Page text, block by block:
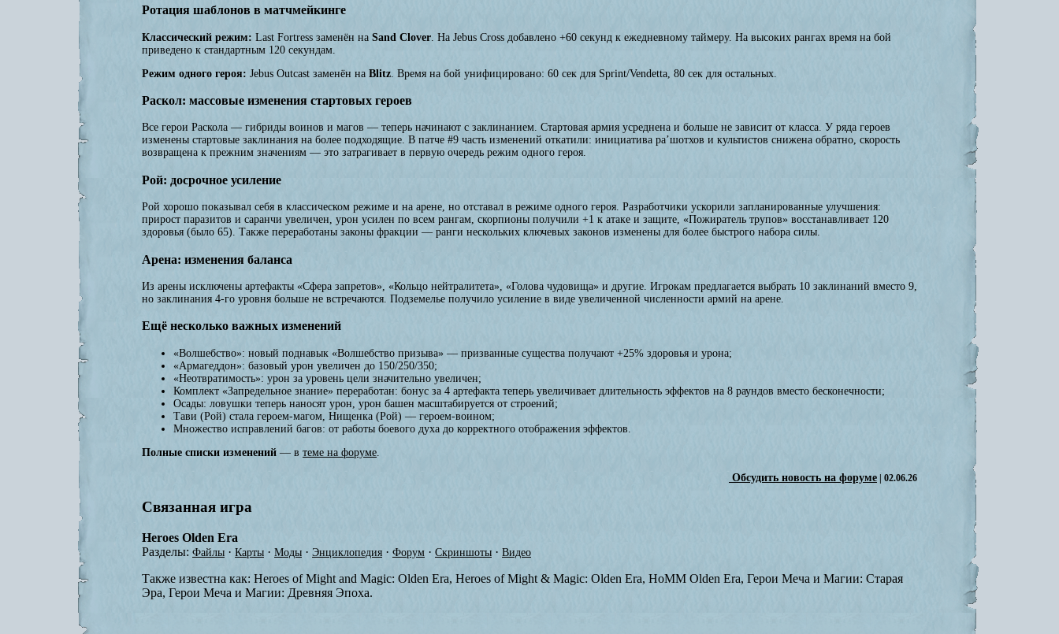
Ротация шаблонов в матчмейкинге
Классический режим: Last Fortress заменён на Sand Clover . На Jebus Cross добавлено +60 секунд к ежедневному таймеру. На высоких рангах время на бой
приведено к стандартным 120 секундам.
Режим одного героя: Jebus Outcast заменён на Blitz . Время на бой унифицировано: 60 сек для Sprint/Vendetta, 80 сек для остальных.
Раскол: массовые изменения стартовых героев
Все герои Раскола — гибриды воинов и магов — теперь начинают с заклинанием. Стартовая армия усреднена и больше не зависит от класса. У ряда героев
изменены стартовые заклинания на более подходящие. В патче #9 часть изменений откатили: инициатива ра’шотхов и культистов снижена обратно, скорость
возвращена к прежним значениям — это затрагивает в первую очередь режим одного героя.
Рой: досрочное усиление
Рой хорошо показывал себя в классическом режиме и на арене, но отставал в режиме одного героя. Разработчики ускорили запланированные улучшения:
прирост паразитов и саранчи увеличен, урон усилен по всем рангам, скорпионы получили +1 к атаке и защите, «Пожиратель трупов» восстанавливает 120
здоровья (было 65). Также переработаны законы фракции — ранги нескольких ключевых законов изменены для более быстрого набора силы.
Арена: изменения баланса
Из арены исключены артефакты «Сфера запретов», «Кольцо нейтралитета», «Голова чудовища» и другие. Игрокам предлагается выбрать 10 заклинаний вместо 9,
но заклинания 4-го уровня больше не встречаются. Подземелье получило усиление в виде увеличенной численности армий на арене.
Ещё несколько важных изменений
«Волшебство»: новый поднавык «Волшебство призыва» — призванные существа получают +25% здоровья и урона;
«Армагеддон»: базовый урон увеличен до 150/250/350;
«Неотвратимость»: урон за уровень цели значительно увеличен;
Комплект «Запредельное знание» переработан: бонус за 4 артефакта теперь увеличивает длительность эффектов на 8 раундов вместо бесконечности;
Осады: ловушки теперь наносят урон, урон башен масштабируется от строений;
Тави (Рой) стала героем-магом, Нищенка (Рой) — героем-воином;
Множество исправлений багов: от работы боевого духа до корректного отображения эффектов.
Полные списки изменений — в теме на форуме
Обсудить новость на форуме | 02.06.26
Связанная игра
Heroes Olden Era
Разделы: Файлы · Карты · Моды · Энциклопедия · Форум · Скриншоты · Видео
Также известна как: Heroes of Might and Magic: Olden Era, Heroes of Might & Magic: Olden Era, HoMM Olden Era, Герои Меча и Магии: Старая
Эра, Герои Меча и Магии: Древняя Эпоха.